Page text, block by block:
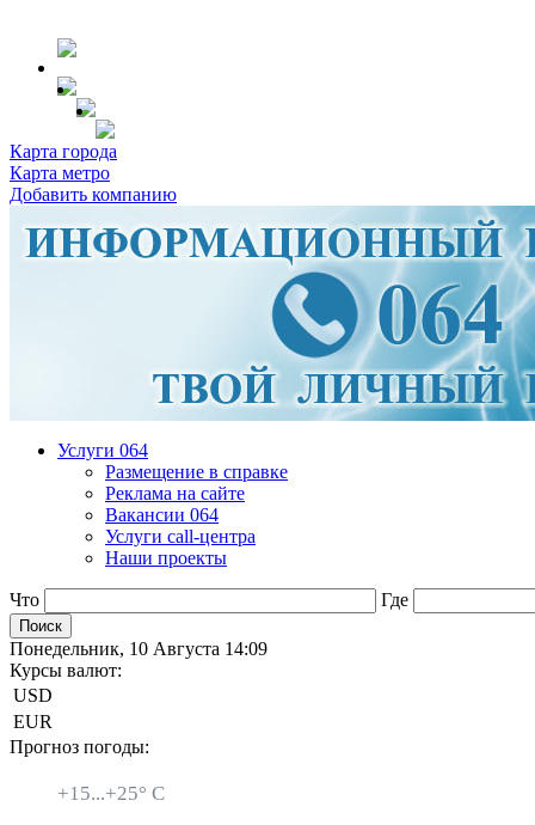
Карта города
Карта метро
Добавить компанию
Услуги 064
Размещение в справке
Реклама на сайте
Вакансии 064
Услуги call-центра
Наши проекты
Что Где
Понедельник, 10 Августа 14:09
Курсы валют:
USD
EUR
Прогноз погоды:
+15...+25° C